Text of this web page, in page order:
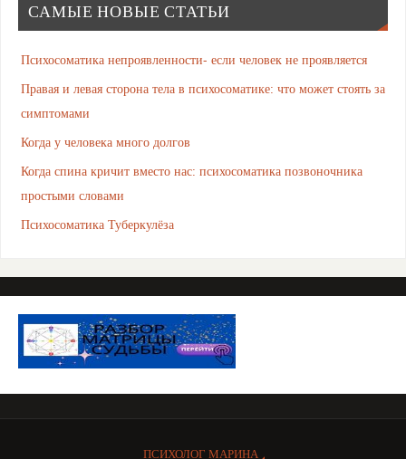
САМЫЕ НОВЫЕ СТАТЬИ
Психосоматика непроявленности- если человек не проявляется
Правая и левая сторона тела в психосоматике: что может стоять за
симптомами
Когда у человека много долгов
Когда спина кричит вместо нас: психосоматика позвоночника
простыми словами
Психосоматика Туберкулёза
ПСИХОЛОГ МАРИНА